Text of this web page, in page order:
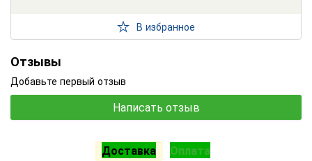
В избранное
Отзывы
Добавьте первый отзыв
Написать отзыв
Доставка Оплата